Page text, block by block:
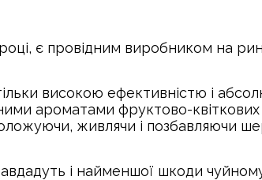
є провідним виробником на
високою ефективністю і
ароматами фруктово-
живлячи і позбавляючи
і найменшої шкоди